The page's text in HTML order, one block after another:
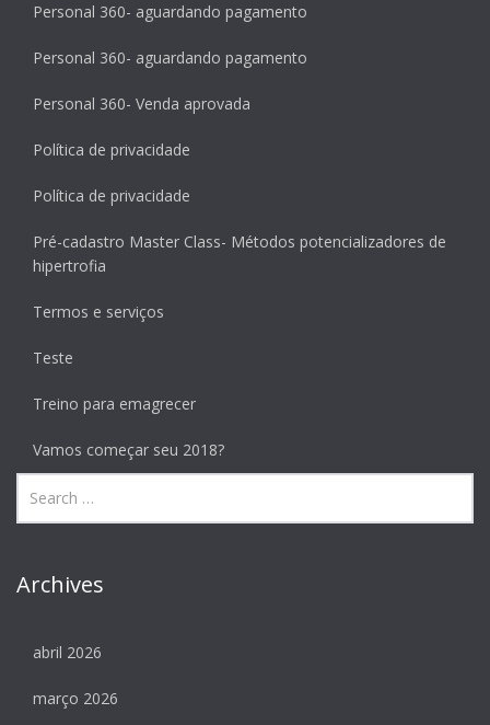
Personal 360- aguardando pagamento
Personal 360- aguardando pagamento
Personal 360- Venda aprovada
Política de privacidade
Política de privacidade
Pré-cadastro Master Class- Métodos potencializadores de
hipertrofia
Termos e serviços
Teste
Treino para emagrecer
Vamos começar seu 2018?
Archives
abril 2026
março 2026